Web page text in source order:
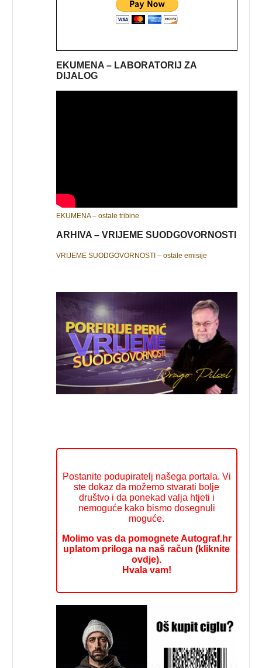
EKUMENA – LABORATORIJ ZA
DIJALOG
EKUMENA – ostale tribine
ARHIVA – VRIJEME SUODGOVORNOSTI
VRIJEME SUODGOVORNOSTI – ostale emisije
Postanite podupiratelj našega portala. Vi
ste dokaz da možemo stvarati bolje
društvo i da ponekad valja htjeti i
nemoguće kako bismo dosegnuli
moguće.
Molimo vas da pomognete Autograf.hr
uplatom priloga na naš račun (kliknite
ovdje).
Hvala vam!